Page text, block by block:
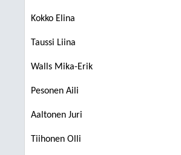
Kokko Elina
Taussi Liina
Walls Mika-Erik
Pesonen Aili
Aaltonen Juri
Tiihonen Olli